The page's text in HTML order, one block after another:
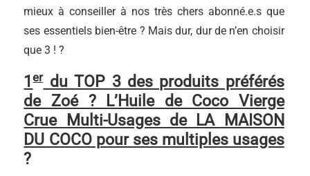
mieux à conseiller à nos très chers abonné.e.s que
ses essentiels bien-être ? Mais dur, dur de n’en choisir
que 3 ! ?
1erdu TOP 3 des produits préférés
de Zoé ? L’Huile de Coco Vierge
Crue Multi-Usages de LA MAISON
DU COCO pour ses multiples usages
?